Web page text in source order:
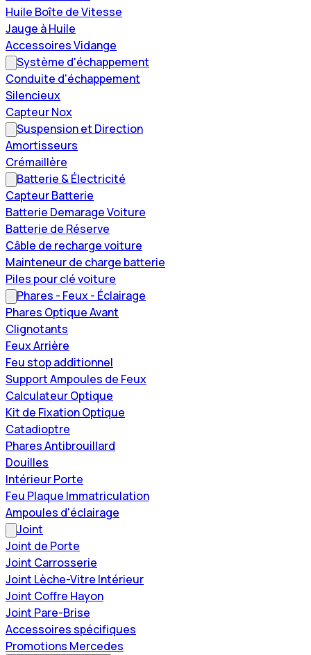
Huile Boîte de Vitesse
Jauge à Huile
Accessoires Vidange
Système d'échappement
Conduite d'échappement
Silencieux
Capteur Nox
Suspension et Direction
Amortisseurs
Crémaillère
Batterie & Électricité
Capteur Batterie
Batterie Demarage Voiture
Batterie de Réserve
Câble de recharge voiture
Mainteneur de charge batterie
Piles pour clé voiture
Phares - Feux - Éclairage
Phares Optique Avant
Clignotants
Feux Arrière
Feu stop additionnel
Support Ampoules de Feux
Calculateur Optique
Kit de Fixation Optique
Catadioptre
Phares Antibrouillard
Douilles
Intérieur Porte
Feu Plaque Immatriculation
Ampoules d'éclairage
Joint
Joint de Porte
Joint Carrosserie
Joint Lèche-Vitre Intérieur
Joint Coffre Hayon
Joint Pare-Brise
Accessoires spécifiques
Promotions Mercedes